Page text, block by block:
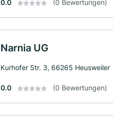
0.0 (0 Bewertungen)
Narnia UG
Kurhofer Str. 3, 66265 Heusweiler
0.0 (0 Bewertungen)